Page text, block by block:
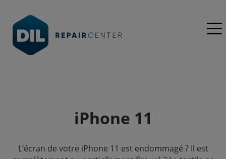
iPhone 11
L’écran de votre iPhone 11 est endommagé ? Il est